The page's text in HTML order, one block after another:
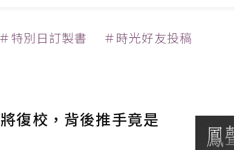
＃特別日訂製書 ＃時光好友投稿
復校，背後推手竟是